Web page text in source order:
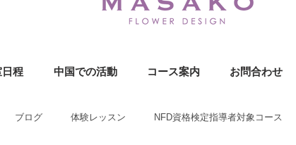
程 中国での活動 コース案内 お問合わせ
ブログ 体験レッスン NFD資格検定指導者対象コース